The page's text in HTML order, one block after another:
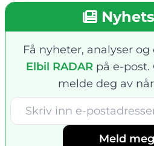
Få nyheter, analyser
Elbil RADAR på e-post.
melde deg av
Meld